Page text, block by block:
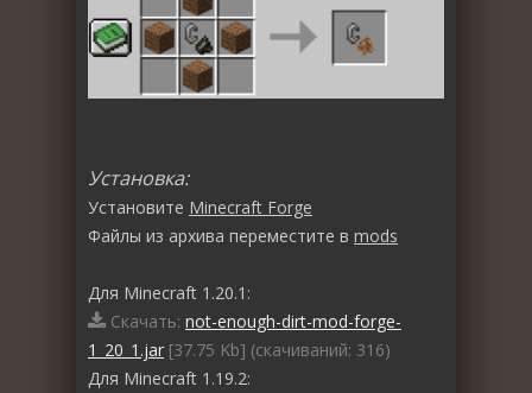
Установка:
Установите Minecraft Forge
Файлы из архива переместите в mods
Для Minecraft 1.20.1:
Скачать: not-enough-dirt-mod-forge-
1_20_1.jar [37.75 Kb] (cкачиваний: 316)
Для Minecraft 1.19.2: